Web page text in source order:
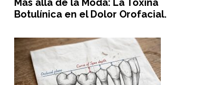
Más allá de la Moda: La Toxina
Botulínica en el Dolor Orofacial.